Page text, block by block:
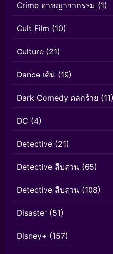
Crime อาชญากากรรม (1)
Cult Film (10)
Culture (21)
Dance เต้น (19)
Dark Comedy ตลกร้าย (11)
DC (4)
Detective (21)
Detective สืบสวน (65)
Detective สืบสวน (108)
Disaster (51)
Disney+ (157)